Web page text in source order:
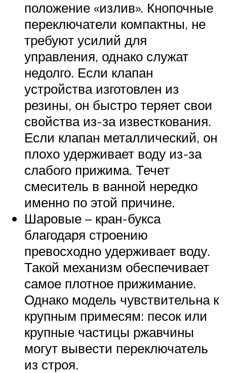
положение «излив». Кнопочные
переключатели компактны, не
требуют усилий для
управления, однако служат
недолго. Если клапан
устройства изготовлен из
резины, он быстро теряет свои
свойства из-за известкования.
Если клапан металлический, он
плохо удерживает воду из-за
слабого прижима. Течет
смеситель в ванной нередко
именно по этой причине.
Шаровые – кран-букса
благодаря строению
превосходно удерживает воду.
Такой механизм обеспечивает
самое плотное прижимание.
Однако модель чувствительна к
крупным примесям: песок или
крупные частицы ржавчины
могут вывести переключатель
из строя.